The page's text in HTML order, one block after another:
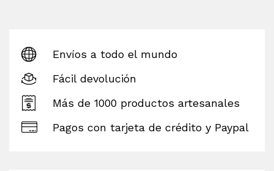
Envíos a todo el mundo
Fácil devolución
Más de 1000 productos artesanales
Pagos con tarjeta de crédito y Paypal